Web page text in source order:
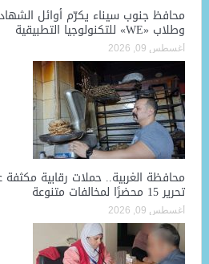
محافظ جنوب سيناء يكرّم أوائل
وطلاب «WE» للتكنولوجيا التطبيقية
أغسطس 09, 2026
محافظة الغربية.. حملات رقابية
تحرير 15 محضرًا لمخالفات متنوعة
أغسطس 09, 2026